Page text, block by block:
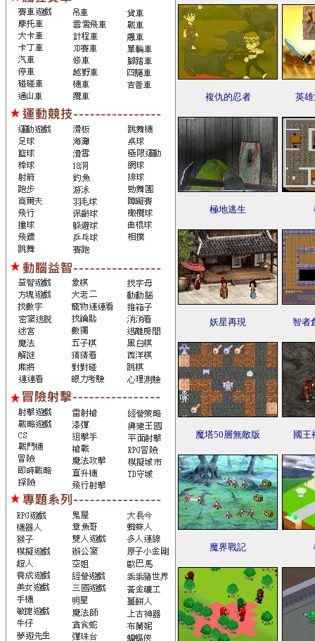
複仇的忍者 英
極地逃生
妖星再現 智者
魔塔50層無敵版 國王
魔界戰記